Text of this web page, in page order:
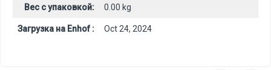
Вес с упаковкой: 0.00 kg
Загрузка на Enhof : Oct 24, 2024